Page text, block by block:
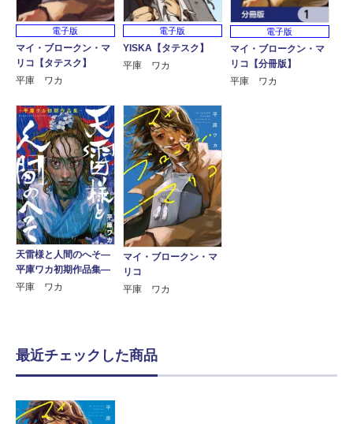
電子版
マイ・ブロークン・マ
リコ【タテスク】
平庫 ワカ
電子版
YISKA【タテスク】
平庫 ワカ
電子版
マイ・ブロークン・マ
リコ【分冊版】
平庫 ワカ
天雷様と人間のへそ―
平庫ワカ初期作品集―
平庫 ワカ
マイ・ブロークン・マ
リコ
平庫 ワカ
最近チェックした商品